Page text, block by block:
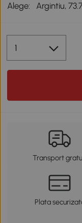
Alege: Argintiu,
Transport
Plata